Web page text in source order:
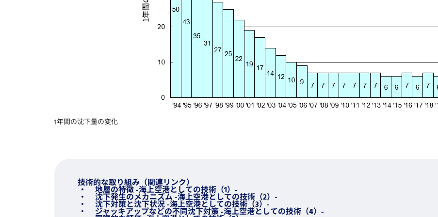
1年間の沈下量の変化
技術的な取り組み（関連リンク）
地層の特徴 -海上空港としての技術（1）-
沈下発生のメカニズム -海上空港としての技術（2）-
沈下対策と沈下状況 -海上空港としての技術（3）-
ジャッキアップなどの不同沈下対策 -海上空港としての技術（4）-